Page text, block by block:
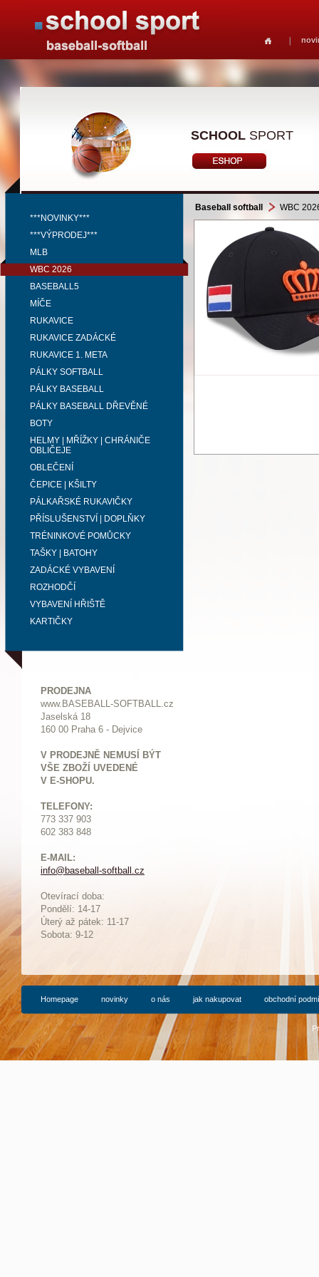
SCHOOL SPORT
***NOVINKY***
***VÝPRODEJ***
MLB
WBC 2026
BASEBALL5
MÍČE
RUKAVICE
RUKAVICE ZADÁCKÉ
RUKAVICE 1. META
PÁLKY SOFTBALL
PÁLKY BASEBALL
PÁLKY BASEBALL DŘEVĚNÉ
BOTY
HELMY | MŘÍŽKY | CHRÁNIČE
OBLIČEJE
OBLEČENÍ
ČEPICE | KŠILTY
PÁLKAŘSKÉ RUKAVIČKY
PŘÍSLUŠENSTVÍ | DOPLŇKY
TRÉNINKOVÉ POMŮCKY
TAŠKY | BATOHY
ZADÁCKÉ VYBAVENÍ
ROZHODČÍ
VYBAVENÍ HŘIŠTĚ
KARTIČKY
PRODEJNA
www.BASEBALL-SOFTBALL.cz
Jaselská 18
160 00 Praha 6 - Dejvice
V PRODEJNĚ NEMUSÍ BÝT
VŠE ZBOŽÍ UVEDENÉ
V E-SHOPU.
TELEFONY:
773 337 903
602 383 848
E-MAIL:
info@baseball-softball.cz
Otevírací doba:
Pondělí: 14-17
Úterý až pátek: 11-17
Sobota: 9-12
Baseball softball WBC
Homepage novinky o nás jak nakupovat obchodní